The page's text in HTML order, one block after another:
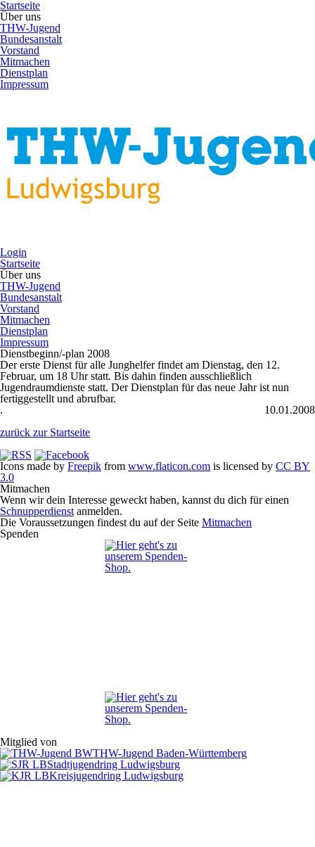
Startseite
Über uns
THW-Jugend
Bundesanstalt
Vorstand
Mitmachen
Dienstplan
Impressum
Login
Startseite
Über uns
THW-Jugend
Bundesanstalt
Vorstand
Mitmachen
Dienstplan
Impressum
Dienstbeginn/-plan 2008
Der erste Dienst für alle Junghelfer findet am Dienstag, den 12.
Februar, um 18 Uhrstatt. Bis dahin finden ausschließlich
Jugendraumdienste statt. Der Dienstplan für das neue Jahr ist nun
fertiggestellt und abrufbar.
.
10.01.2008
zurück zur Startseite
Icons made by Freepik from www.flaticon.com is licensed by CC BY
3.0
Mitmachen
Wenn wir dein Interesse geweckt haben, kannst du dich für einen
Schnupperdienst anmelden.
Die Voraussetzungen findest du auf der Seite Mitmachen
Spenden
Mitglied von
THW-Jugend Baden-Württemberg
Stadtjugendring Ludwigsburg
Kreisjugendring Ludwigsburg